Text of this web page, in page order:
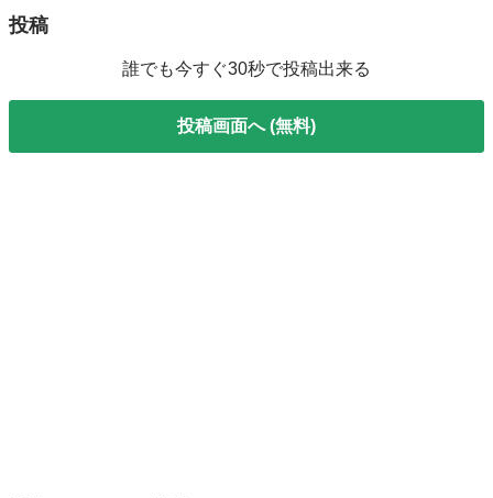
投稿
誰でも今すぐ30秒で投稿出来る
投稿画面へ (無料)